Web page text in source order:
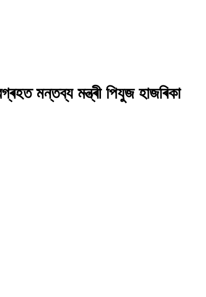
মন্তব্য মন্ত্ৰী পিযুজ হাজৰিকা